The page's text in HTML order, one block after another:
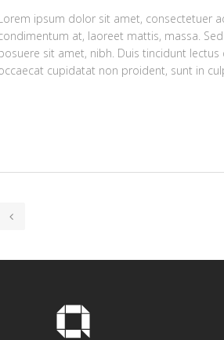
ipsum dolor sit amet, consectetuer
at, laoreet mattis, massa.
sit amet, nibh. Duis tincidunt
cupidatat non proident, sunt in